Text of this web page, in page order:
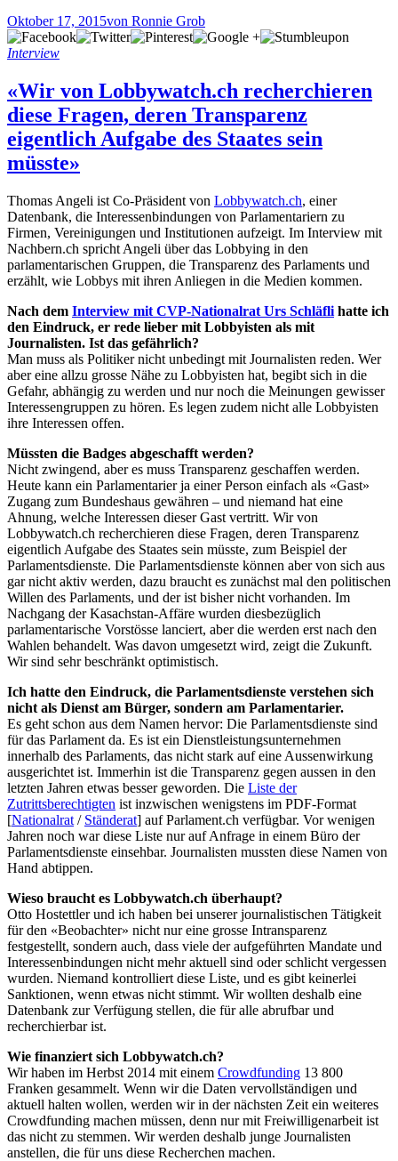
Oktober 17, 2015von Ronnie Grob
Interview
«Wir von Lobbywatch.ch recherchieren
diese Fragen, deren Transparenz
eigentlich Aufgabe des Staates sein
müsste»
Thomas Angeli ist Co-Präsident von Lobbywatch.ch, einer
Datenbank, die Interessenbindungen von Parlamentariern zu
Firmen, Vereinigungen und Institutionen aufzeigt. Im Interview mit
Nachbern.ch spricht Angeli über das Lobbying in den
parlamentarischen Gruppen, die Transparenz des Parlaments und
erzählt, wie Lobbys mit ihren Anliegen in die Medien kommen.
Nach dem Interview mit CVP-Nationalrat Urs Schläfli hatte ich
den Eindruck, er rede lieber mit Lobbyisten als mit
Journalisten. Ist das gefährlich?
Man muss als Politiker nicht unbedingt mit Journalisten reden. Wer
aber eine allzu grosse Nähe zu Lobbyisten hat, begibt sich in die
Gefahr, abhängig zu werden und nur noch die Meinungen gewisser
Interessengruppen zu hören. Es legen zudem nicht alle Lobbyisten
ihre Interessen offen.
Müssten die Badges abgeschafft werden?
Nicht zwingend, aber es muss Transparenz geschaffen werden.
Heute kann ein Parlamentarier ja einer Person einfach als «Gast»
Zugang zum Bundeshaus gewähren – und niemand hat eine
Ahnung, welche Interessen dieser Gast vertritt. Wir von
Lobbywatch.ch recherchieren diese Fragen, deren Transparenz
eigentlich Aufgabe des Staates sein müsste, zum Beispiel der
Parlamentsdienste. Die Parlamentsdienste können aber von sich aus
gar nicht aktiv werden, dazu braucht es zunächst mal den politischen
Willen des Parlaments, und der ist bisher nicht vorhanden. Im
Nachgang der Kasachstan-Affäre wurden diesbezüglich
parlamentarische Vorstösse lanciert, aber die werden erst nach den
Wahlen behandelt. Was davon umgesetzt wird, zeigt die Zukunft.
Wir sind sehr beschränkt optimistisch.
Ich hatte den Eindruck, die Parlamentsdienste verstehen sich
nicht als Dienst am Bürger, sondern am Parlamentarier.
Es geht schon aus dem Namen hervor: Die Parlamentsdienste sind
für das Parlament da. Es ist ein Dienstleistungsunternehmen
innerhalb des Parlaments, das nicht stark auf eine Aussenwirkung
ausgerichtet ist. Immerhin ist die Transparenz gegen aussen in den
letzten Jahren etwas besser geworden. Die Liste der
Zutrittsberechtigten ist inzwischen wenigstens im PDF-Format
[Nationalrat / Ständerat] auf Parlament.ch verfügbar. Vor wenigen
Jahren noch war diese Liste nur auf Anfrage in einem Büro der
Parlamentsdienste einsehbar. Journalisten mussten diese Namen von
Hand abtippen.
Wieso braucht es Lobbywatch.ch überhaupt?
Otto Hostettler und ich haben bei unserer journalistischen Tätigkeit
für den «Beobachter» nicht nur eine grosse Intransparenz
festgestellt, sondern auch, dass viele der aufgeführten Mandate und
Interessenbindungen nicht mehr aktuell sind oder schlicht vergessen
wurden. Niemand kontrolliert diese Liste, und es gibt keinerlei
Sanktionen, wenn etwas nicht stimmt. Wir wollten deshalb eine
Datenbank zur Verfügung stellen, die für alle abrufbar und
recherchierbar ist.
Wie finanziert sich Lobbywatch.ch?
Wir haben im Herbst 2014 mit einem Crowdfunding 13 800
Franken gesammelt. Wenn wir die Daten vervollständigen und
aktuell halten wollen, werden wir in der nächsten Zeit ein weiteres
Crowdfunding machen müssen, denn nur mit Freiwilligenarbeit ist
das nicht zu stemmen. Wir werden deshalb junge Journalisten
anstellen, die für uns diese Recherchen machen.